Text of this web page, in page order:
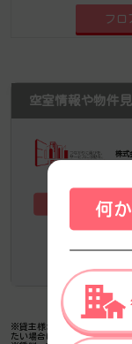
フロ
空室情報や物件
株式
※貸主様からのご要望の為、
たい場合は、弊社までご連絡